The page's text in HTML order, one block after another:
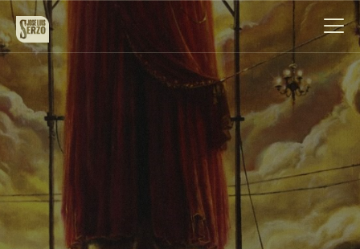
Obra
Biografía
Noticias